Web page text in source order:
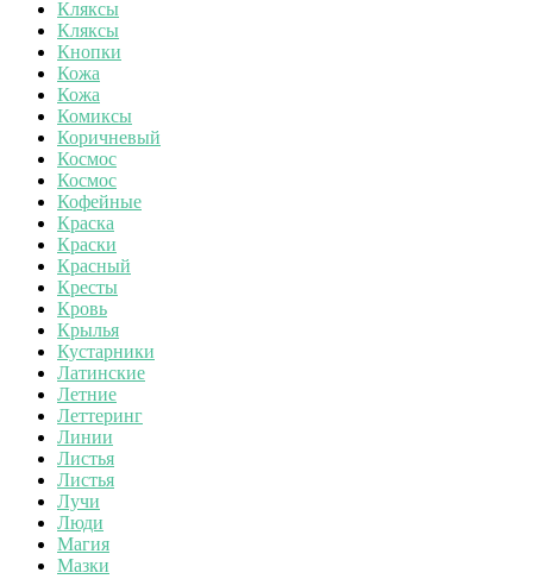
Кляксы
Кляксы
Кнопки
Кожа
Кожа
Комиксы
Коричневый
Космос
Космос
Кофейные
Краска
Краски
Красный
Кресты
Кровь
Крылья
Кустарники
Латинские
Летние
Леттеринг
Линии
Листья
Листья
Лучи
Люди
Магия
Мазки